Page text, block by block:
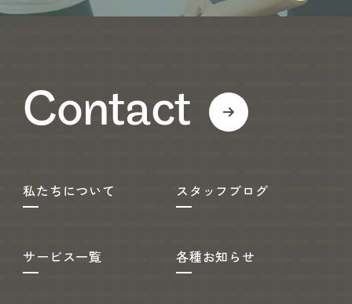
Contact
私たちについて
サービス一覧
スタッフブログ
各種お知らせ